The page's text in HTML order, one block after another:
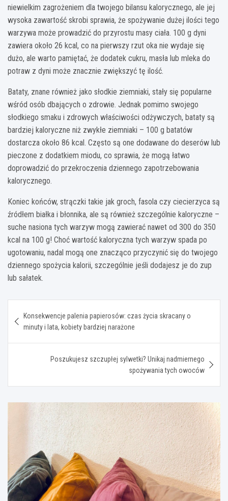
niewielkim zagrożeniem dla twojego bilansu kalorycznego, ale jej
wysoka zawartość skrobi sprawia, że spożywanie dużej ilości tego
warzywa może prowadzić do przyrostu masy ciała. 100 g dyni
zawiera około 26 kcal, co na pierwszy rzut oka nie wydaje się
dużo, ale warto pamiętać, że dodatek cukru, masła lub mleka do
potraw z dyni może znacznie zwiększyć tę ilość.
Bataty, znane również jako słodkie ziemniaki, stały się popularne
wśród osób dbających o zdrowie. Jednak pomimo swojego
słodkiego smaku i zdrowych właściwości odżywczych, bataty są
bardziej kaloryczne niż zwykłe ziemniaki – 100 g batatów
dostarcza około 86 kcal. Często są one dodawane do deserów lub
pieczone z dodatkiem miodu, co sprawia, że mogą łatwo
doprowadzić do przekroczenia dziennego zapotrzebowania
kalorycznego.
Koniec końców, strączki takie jak groch, fasola czy ciecierzyca są
źródłem białka i błonnika, ale są również szczególnie kaloryczne –
suche nasiona tych warzyw mogą zawierać nawet od 300 do 350
kcal na 100 g! Choć wartość kaloryczna tych warzyw spada po
ugotowaniu, nadal mogą one znacząco przyczynić się do twojego
dziennego spożycia kalorii, szczególnie jeśli dodajesz je do zup
lub sałatek.
wpisu
Konsekwencje palenia papierosów: czas życia skracany o
minuty i lata, kobiety bardziej narażone
Poszukujesz szczupłej sylwetki? Unikaj nadmiernego
spożywania tych owoców